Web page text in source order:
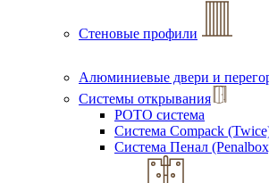
Стеновые профили
Алюминиевые двери и
Системы открывания
РОТО система
Система Compack
Система Пенал